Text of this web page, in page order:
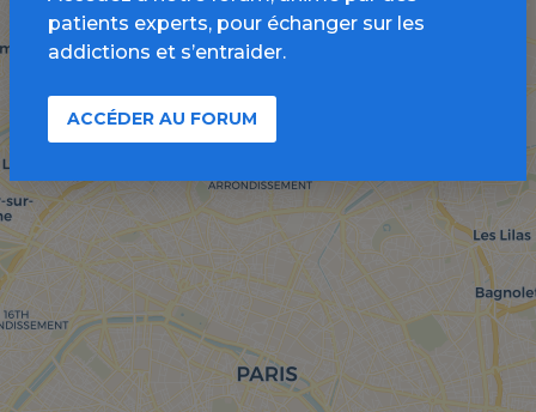
patients experts, pour échanger sur les
addictions et s’entraider.
ACCÉDER AU FORUM